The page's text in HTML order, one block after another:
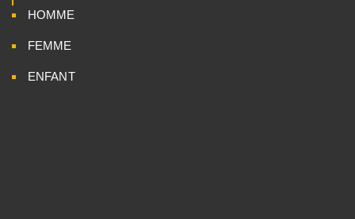
HOMME
FEMME
ENFANT